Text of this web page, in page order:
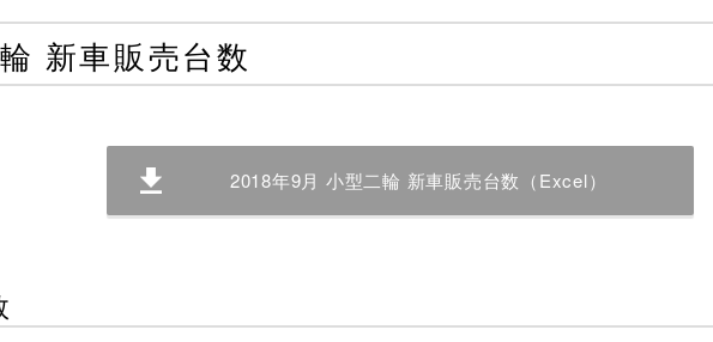
新車販売台数
2018年9月 小型二輪 新車販売台数（Excel）